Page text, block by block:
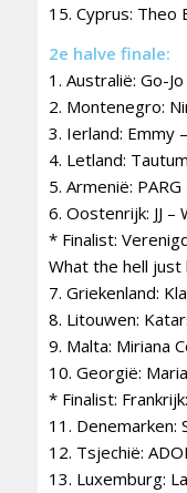
15. Cyprus: Theo
2e halve finale:
1. Australië: Go-
2. Montenegro:
3. Ierland: Emmy
4. Letland:
5. Armenië:
6. Oostenrijk: JJ –
* Finalist:
What the hell just
7. Griekenland:
8. Litouwen:
9. Malta: Miriana
10. Georgië:
* Finalist:
11. Denemarken:
12. Tsjechië:
13. Luxemburg: